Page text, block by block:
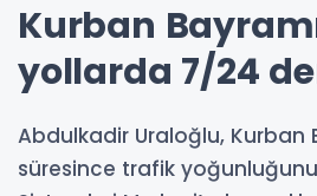
Kurban
yollarda 7/24
Abdulkadir Uraloğlu, Kurban
süresince trafik yoğunluğunun